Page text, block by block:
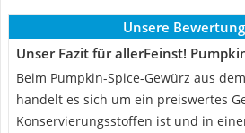
Unsere
Unser Fazit für allerFeinst!
Beim Pumpkin-Spice-Gewürz aus
handelt es sich um ein preiswertes
Konservierungsstoffen ist und in